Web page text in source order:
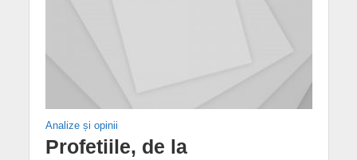
Analize și opinii
Profetiile, de la